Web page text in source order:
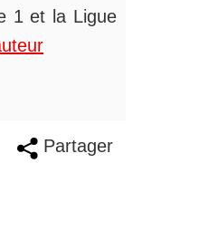
1 et la Ligue
Partager